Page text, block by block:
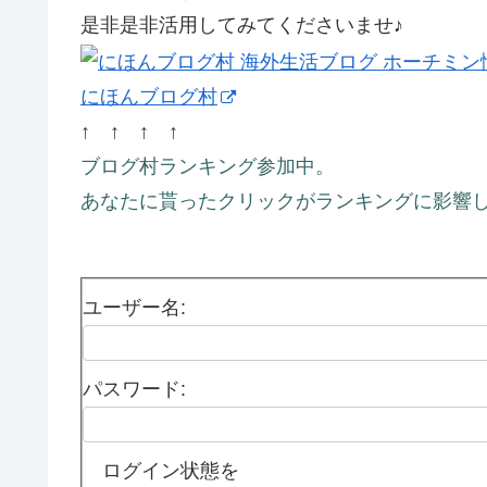
是非是非活用してみてくださいませ♪
にほんブログ村
↑ ↑ ↑ ↑
ブログ村ランキング参加中。
あなたに貰ったクリックがランキングに影響
ユーザー名:
パスワード:
ログイン状態を